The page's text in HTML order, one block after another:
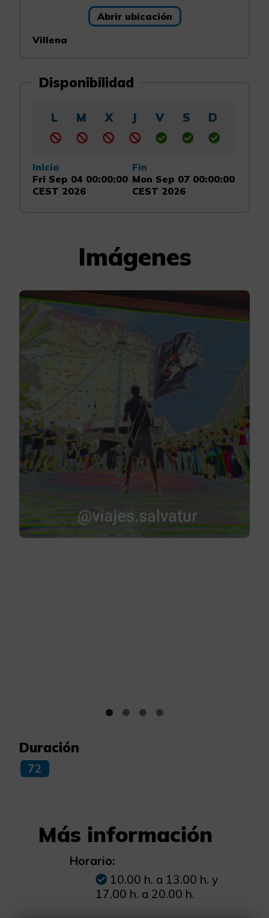
Abrir ubicación
Villena
Disponibilidad
L M X J V S D
Inicio
Fri Sep 04 00:00:00
CEST 2026
Fin
Mon Sep 07 00:00:00
CEST 2026
Imágenes
Duración
72
Más información
Horario:
10.00 h. a 13.00 h. y
17.00 h. a 20.00 h.